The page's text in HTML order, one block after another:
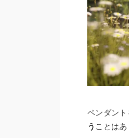
ペンダン
う ことはあ